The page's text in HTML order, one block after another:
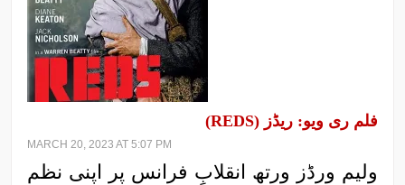
فلم ری ویو: ریڈز (REDS)
MARCH 20, 2023 AT 5:07 PM
ولیم ورڈز ورتھ انقلابِ فرانس پر اپنی نظم